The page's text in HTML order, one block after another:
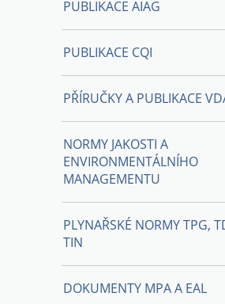
PUBLIKACE AIAG
PUBLIKACE CQI
PŘÍRUČKY A PUBLIKACE
NORMY JAKOSTI A
ENVIRONMENTÁLNÍHO
MANAGEMENTU
PLYNAŘSKÉ NORMY TPG,
TIN
DOKUMENTY MPA A EAL